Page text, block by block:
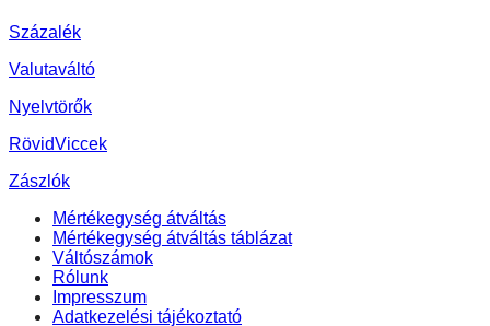
Százalék
Valutaváltó
Nyelvtörők
RövidViccek
Zászlók
Mértékegység átváltás
Mértékegység átváltás táblázat
Váltószámok
Rólunk
Impresszum
Adatkezelési tájékoztató